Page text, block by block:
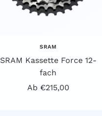
SRAM
SRAM Kassette Force 12-
fach
Angebotspreis
Ab €215,00